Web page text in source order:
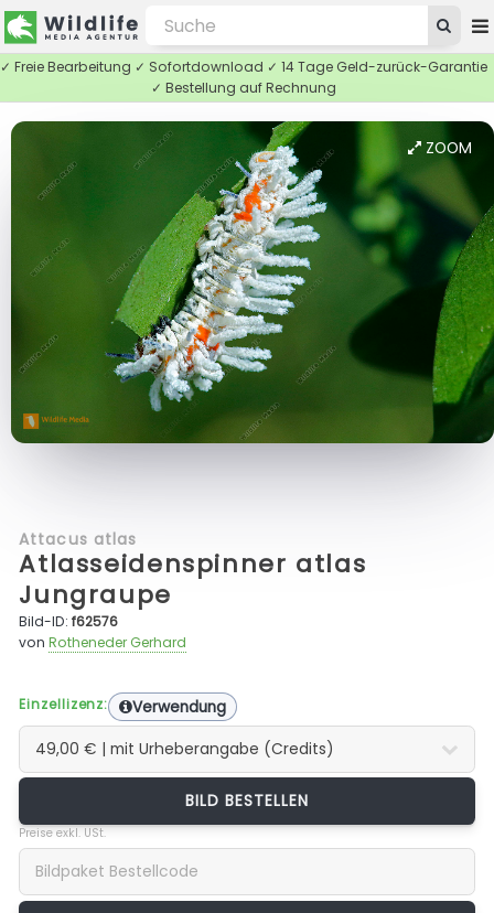
✓ Freie Bearbeitung ✓ Sofortdownload ✓ 14 Tage Geld-zurück-Garantie
✓ Bestellung auf Rechnung
ZOOM
Attacus atlas
Atlasseidenspinner atlas
Jungraupe
Bild-ID:f62576
vonRotheneder Gerhard
Einzellizenz: Verwendung
BILD BESTELLEN
Preise exkl. USt.